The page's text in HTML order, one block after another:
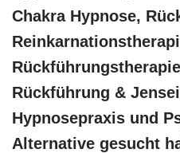
Chakra Hypnose,
Rückführung &
Hypnosepraxis und
Alternative gesucht